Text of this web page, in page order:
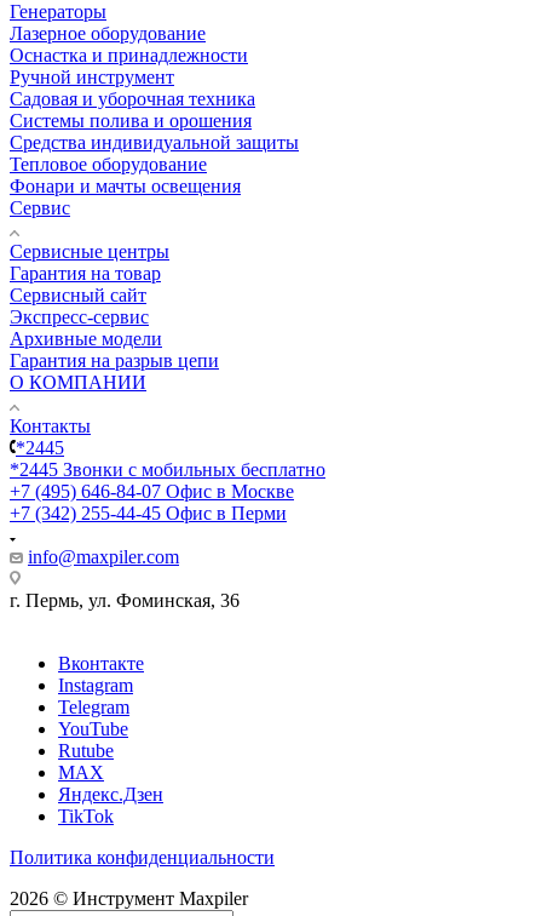
Генераторы
Лазерное оборудование
Оснастка и принадлежности
Ручной инструмент
Садовая и уборочная техника
Системы полива и орошения
Средства индивидуальной защиты
Тепловое оборудование
Фонари и мачты освещения
Сервис
Сервисные центры
Гарантия на товар
Сервисный сайт
Экспресс-сервис
Архивные модели
Гарантия на разрыв цепи
О КОМПАНИИ
Контакты
*2445
*2445 Звонки с мобильных бесплатно
+7 (495) 646-84-07 Офис в Москве
+7 (342) 255-44-45 Офис в Перми
info@maxpiler.com
г. Пермь, ул. Фоминская, 36
Вконтакте
Instagram
Telegram
YouTube
Rutube
MAX
Яндекс.Дзен
TikTok
Политика конфиденциальности
2026 © Инструмент Maxpiler